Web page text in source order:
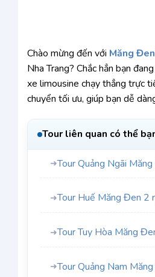
Chào mừng đến với Măng
Nha Trang? Chắc hẳn bạn
xe limousine chạy thẳng trực
chuyển tối ưu, giúp bạn dễ
Tour liên quan có thể
➜Tour Quảng Ngãi
➜Tour Huế Măng Đen 2
➜Tour Tuy Hòa Măng
➜Tour Quảng Nam